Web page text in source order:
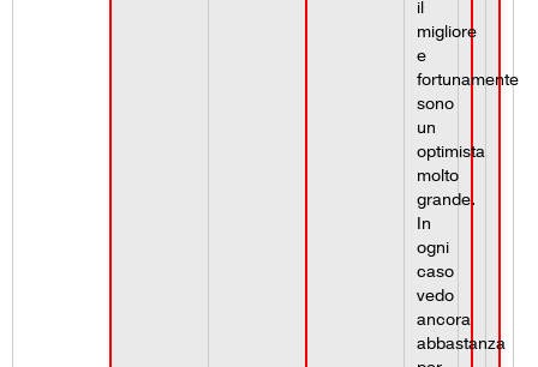
il
migliore
e
fortunamente
sono
un
optimista
molto
grande.
In
ogni
caso
vedo
ancora
abbastanza